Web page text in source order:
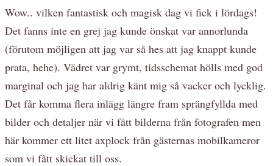
Wow.. vilken fantastisk och magisk dag vi fick i lördags!
Det fanns inte en grej jag kunde önskat var annorlunda
(förutom möjligen att jag var så hes att jag knappt kunde
prata, hehe). Vädret var grymt, tidsschemat hölls med god
marginal och jag har aldrig känt mig så vacker och lycklig.
Det får komma flera inlägg längre fram sprängfyllda med
bilder och detaljer när vi fått bilderna från fotografen men
här kommer ett litet axplock från gästernas mobilkameror
som vi fått skickat till oss.